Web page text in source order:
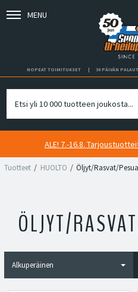
MENU
NOPEAT TOIMITUKSET 30 PÄIVÄN
ALE! 7.-16.8.
Tuotteet HUOLTO Öljyt/Rasvat/
ÖLJYT/